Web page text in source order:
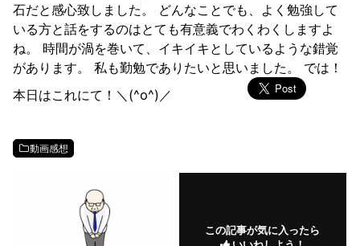
石だと感心致しました。 どんなことでも、よく勉強して
いる方と話をするのはとても有意義でわくわくしますよ
ね。 時間が渦を巻いて、イキイキとしているような錯覚
があります。 私も勤勉でありたいと思いました。 では！
本日はこれにて！＼(^o^)／
動画感想
この記事が気に入ったら